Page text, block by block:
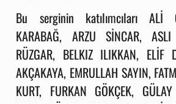
Bu serginin katılımcıları ALİ
KARABAĞ, ARZU SİNCAR,
RÜZGAR, BELKIZ ILIKKAN, ELİF
AKÇAKAYA, EMRULLAH SAYIN,
KURT, FURKAN GÖKÇEK,